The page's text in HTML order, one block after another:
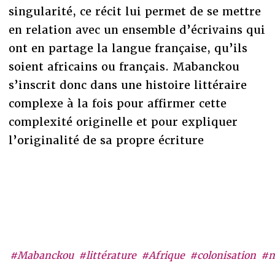
#Mabanckou #littérature #Afrique #colonisation
singularité, ce récit lui permet de se mettre
en relation avec un ensemble d’écrivains qui
ont en partage la langue française, qu’ils
soient africains ou français. Mabanckou
s’inscrit donc dans une histoire littéraire
complexe à la fois pour affirmer cette
complexité originelle et pour expliquer
l’originalité de sa propre écriture